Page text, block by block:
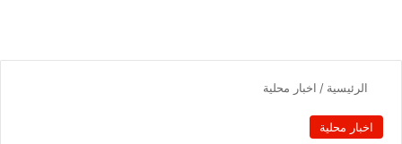
الرئيسية / اخبار محلية
اخبار محلية